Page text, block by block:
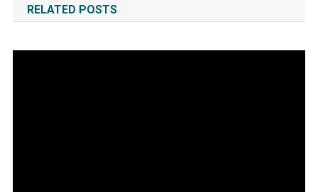
RELATED POSTS